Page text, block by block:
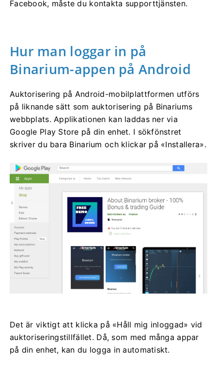
Facebook, måste du kontakta supporttjänsten.
Hur man loggar in på
Binarium-appen på Android
Auktorisering på Android-mobilplattformen utförs
på liknande sätt som auktorisering på Binariums
webbplats. Applikationen kan laddas ner via
Google Play Store på din enhet. I sökfönstret
skriver du bara Binarium och klickar på «Installera».
Det är viktigt att klicka på «Håll mig inloggad» vid
auktoriseringstillfället. Då, som med många appar
på din enhet, kan du logga in automatiskt.